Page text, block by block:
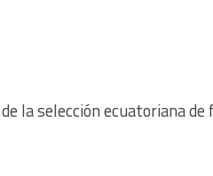
la selección ecuatoriana